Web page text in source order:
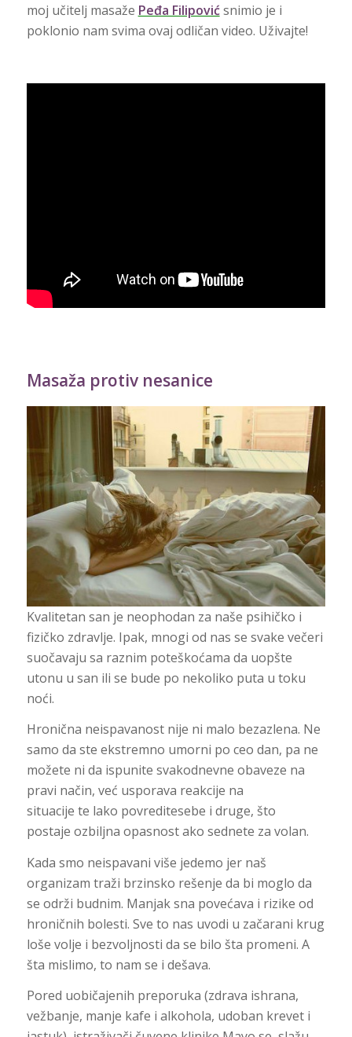
moj učitelj masaže Peđa Filipovićsnimio je i
poklonio nam svima ovaj odličan video. Uživajte!
Masaža protiv nesanice
Kvalitetan san je neophodan za naše psihičko i
fizičko zdravlje. Ipak, mnogi od nas se svake večeri
suočavaju sa raznim poteškoćama da uopšte
utonu u san ili se bude po nekoliko puta u toku
noći.
Hronična neispavanost nije ni malo bezazlena. Ne
samo da ste ekstremno umorni po ceo dan, pa ne
možete ni da ispunite svakodnevne obaveze na
pravi način, već usporava reakcije na
situacije te lako povreditesebe i druge, što
postaje ozbiljna opasnost ako sednete za volan.
Kada smo neispavani više jedemo jer naš
organizam traži brzinsko rešenje da bi moglo da
se održi budnim. Manjak sna povećava i rizike od
hroničnih bolesti. Sve to nas uvodi u začarani krug
loše volje i bezvoljnosti da se bilo šta promeni. A
šta mislimo, to nam se i dešava.
Pored uobičajenih preporuka (zdrava ishrana,
vežbanje, manje kafe i alkohola, udoban krevet i